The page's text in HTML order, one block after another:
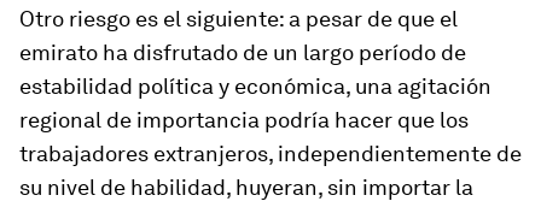
Otro riesgo es el siguiente: a pesar de que el
emirato ha disfrutado de un largo período de
estabilidad política y económica, una agitación
regional de importancia podría hacer que los
trabajadores extranjeros, independientemente de
su nivel de habilidad, huyeran, sin importar la